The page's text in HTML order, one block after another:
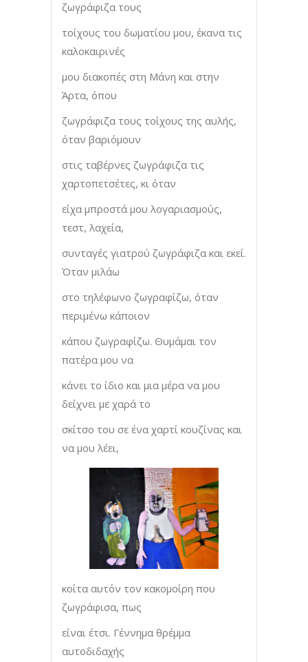
ζωγράφιζα τους
τοίχους του δωματίου μου, έκανα τις
καλοκαιρινές
μου διακοπές στη Μάνη και στην
Άρτα, όπου
ζωγράφιζα τους τοίχους της αυλής,
όταν βαριόμουν
στις ταβέρνες ζωγράφιζα τις
χαρτοπετσέτες, κι όταν
είχα μπροστά μου λογαριασμούς,
τεστ, λαχεία,
συνταγές γιατρού ζωγράφιζα και εκεί.
Όταν μιλάω
στο τηλέφωνο ζωγραφίζω, όταν
περιμένω κάποιον
κάπου ζωγραφίζω. Θυμάμαι τον
πατέρα μου να
κάνει το ίδιο και μια μέρα να μου
δείχνει με χαρά το
σκίτσο του σε ένα χαρτί κουζίνας και
να μου λέει,
κοίτα αυτόν τον κακομοίρη που
ζωγράφισα, πως
είναι έτσι. Γέννημα θρέμμα
αυτοδιδαχής